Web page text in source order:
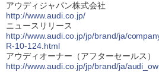
アウディジャパン株式会社
http://www.audi.co.jp/
ニュースリリース
http://www.audi.co.jp/jp/brand/ja/
R-10-124.html
アウディオーナー（アフターセールス）
http://www.audi.co.jp/jp/brand/ja/